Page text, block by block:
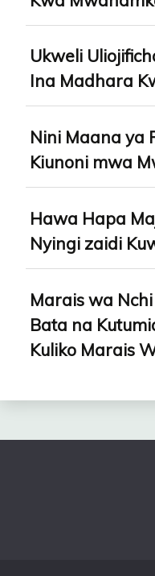
Ukweli
Ina Madhara
Nini Maana ya
Kiunoni mwa
Hawa Hapa
Nyingi zaidi
Marais wa
Bata na
Kuliko Marais